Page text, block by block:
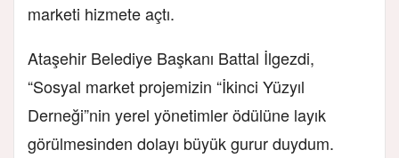
marketi hizmete açtı.
Ataşehir Belediye Başkanı Battal İlgezdi,
“Sosyal market projemizin “İkinci Yüzyıl
Derneği”nin yerel yönetimler ödülüne layık
görülmesinden dolayı büyük gurur duydum.